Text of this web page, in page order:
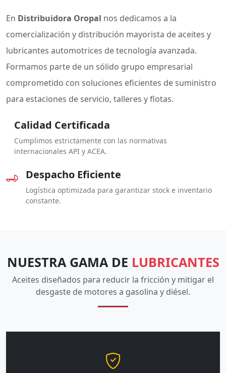
En Distribuidora Oropal nos dedicamos a la
comercialización y distribución mayorista de aceites y
lubricantes automotrices de tecnología avanzada.
Formamos parte de un sólido grupo empresarial
comprometido con soluciones eficientes de suministro
para estaciones de servicio, talleres y flotas.
Calidad Certificada
Cumplimos estrictamente con las normativas
internacionales API y ACEA.
Despacho Eficiente
Logística optimizada para garantizar stock e inventario
constante.
NUESTRA GAMA DE LUBRICANTES
Aceites diseñados para reducir la fricción y mitigar el
desgaste de motores a gasolina y diésel.